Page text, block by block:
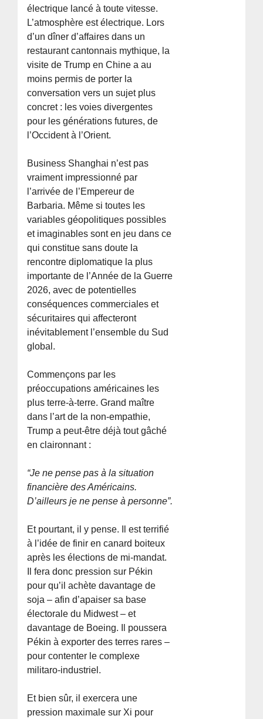
électrique lancé à toute vitesse.
L’atmosphère est électrique. Lors
d’un dîner d’affaires dans un
restaurant cantonnais mythique, la
visite de Trump en Chine a au
moins permis de porter la
conversation vers un sujet plus
concret : les voies divergentes
pour les générations futures, de
l’Occident à l’Orient.
Business Shanghai n’est pas
vraiment impressionné par
l’arrivée de l’Empereur de
Barbaria. Même si toutes les
variables géopolitiques possibles
et imaginables sont en jeu dans ce
qui constitue sans doute la
rencontre diplomatique la plus
importante de l’Année de la Guerre
2026, avec de potentielles
conséquences commerciales et
sécuritaires qui affecteront
inévitablement l’ensemble du Sud
global.
Commençons par les
préoccupations américaines les
plus terre-à-terre. Grand maître
dans l’art de la non-empathie,
Trump a peut-être déjà tout gâché
en claironnant :
“Je ne pense pas à la situation
financière des Américains.
D’ailleurs je ne pense à personne”.
Et pourtant, il y pense. Il est terrifié
à l’idée de finir en canard boiteux
après les élections de mi-mandat.
Il fera donc pression sur Pékin
pour qu’il achète davantage de
soja – afin d’apaiser sa base
électorale du Midwest – et
davantage de Boeing. Il poussera
Pékin à exporter des terres rares –
pour contenter le complexe
militaro-industriel.
Et bien sûr, il exercera une
pression maximale sur Xi pour